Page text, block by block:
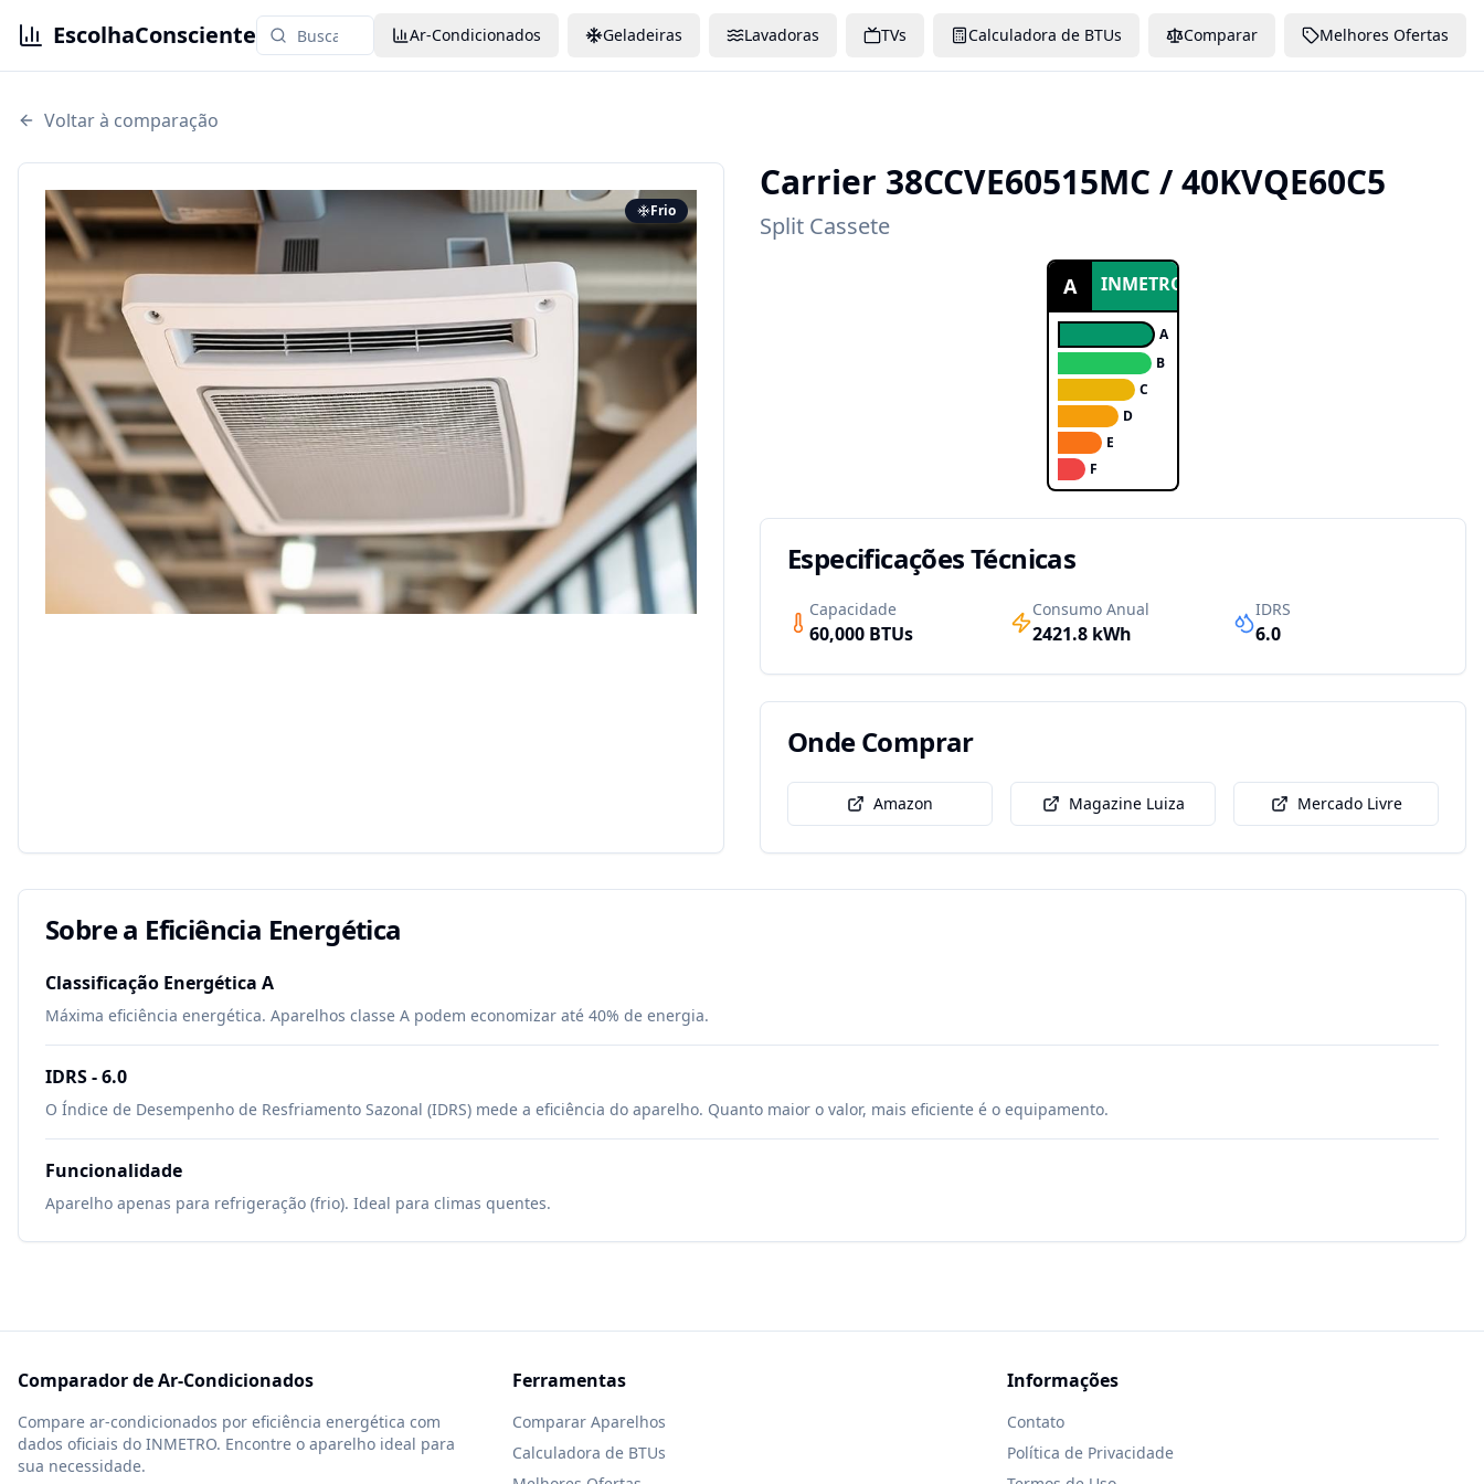
EscolhaConsciente Ar-Condicionados Geladeiras Lavadoras TVs Calculadora de BTUs Comparar Melhores Ofertas
Voltar à comparação
Frio
Carrier 38CCVE60515MC / 40KVQE60C5
Split Cassete
A INMETRO
A
B
C
D
E
F
Especificações Técnicas
Capacidade
60,000 BTUs
Consumo Anual
2421.8 kWh
IDRS
6.0
Onde Comprar
Amazon Magazine Luiza Mercado Livre
Sobre a Eficiência Energética
Classificação Energética A
Máxima eficiência energética. Aparelhos classe A podem economizar até 40% de energia.
IDRS -6.0
O Índice de Desempenho de Resfriamento Sazonal (IDRS) mede a eficiência do aparelho. Quanto maior o valor, mais eficiente é o equipamento.
Funcionalidade
Aparelho apenas para refrigeração (frio). Ideal para climas quentes.
Comparador de Ar-Condicionados
Compare ar-condicionados por eficiência energética com
dados oficiais do INMETRO. Encontre o aparelho ideal para
sua necessidade.
Ferramentas
Comparar Aparelhos
Calculadora de BTUs
Informações
Contato
Política de Privacidade